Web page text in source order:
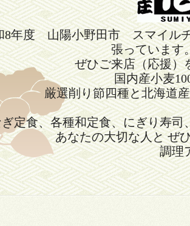
8年度 山陽小野田市 スマイル
張っています
ぜひご来店（応援）
国内産小麦
厳選削り節四種と北海道
定食、各種和定食、にぎり寿
あなたの大切な人と ぜ
調理